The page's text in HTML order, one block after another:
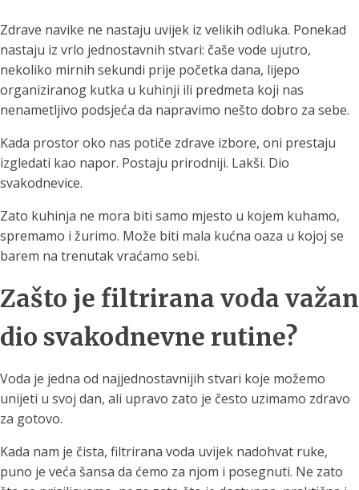
Zdrave navike ne nastaju uvijek iz velikih odluka. Ponekad
nastaju iz vrlo jednostavnih stvari: čaše vode ujutro,
nekoliko mirnih sekundi prije početka dana, lijepo
organiziranog kutka u kuhinji ili predmeta koji nas
nenametljivo podsjeća da napravimo nešto dobro za sebe.
Kada prostor oko nas potiče zdrave izbore, oni prestaju
izgledati kao napor. Postaju prirodniji. Lakši. Dio
svakodnevice.
Zato kuhinja ne mora biti samo mjesto u kojem kuhamo,
spremamo i žurimo. Može biti mala kućna oaza u kojoj se
barem na trenutak vraćamo sebi.
Zašto je filtrirana voda važan
dio svakodnevne rutine?
Voda je jedna od najjednostavnijih stvari koje možemo
unijeti u svoj dan, ali upravo zato je često uzimamo zdravo
za gotovo.
Kada nam je čista, filtrirana voda uvijek nadohvat ruke,
puno je veća šansa da ćemo za njom i posegnuti. Ne zato